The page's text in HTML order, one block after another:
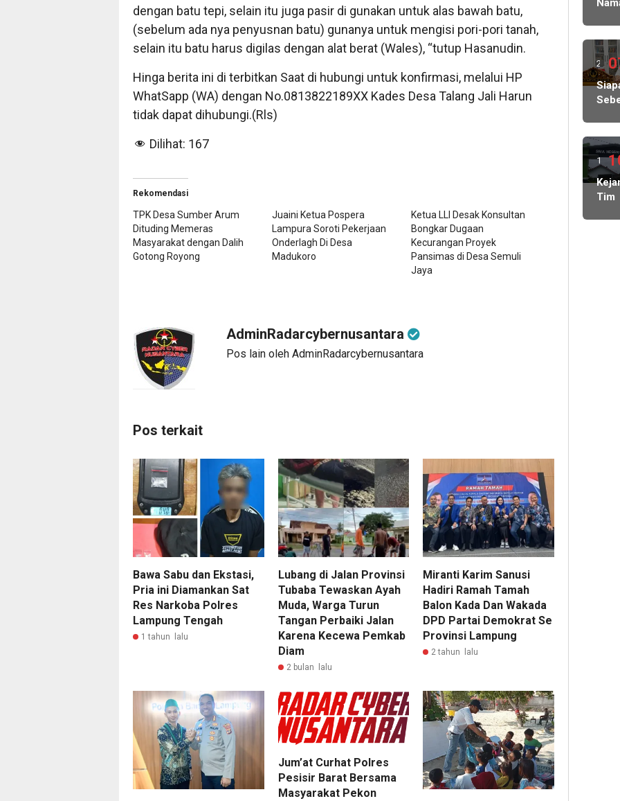
dengan batu tepi, selain itu juga pasir di gunakan untuk alas bawah batu,
(sebelum ada nya penyusnan batu) gunanya untuk mengisi pori-pori tanah,
selain itu batu harus digilas dengan alat berat (Wales), “tutup Hasanudin.
Hinga berita ini di terbitkan Saat di hubungi untuk konfirmasi, melalui HP
WhatSapp (WA) dengan No.0813822189XX Kades Desa Talang Jali Harun
tidak dapat dihubungi.(Rls)
Dilihat: 167
Rekomendasi
TPK Desa Sumber Arum
Dituding Memeras
Masyarakat dengan Dalih
Gotong Royong
Juaini Ketua Pospera
Lampura Soroti Pekerjaan
Onderlagh Di Desa
Madukoro
Ketua LLI Desak Konsultan
Bongkar Dugaan
Kecurangan Proyek
Pansimas di Desa Semuli
Jaya
AdminRadarcybernusantara
Pos lain oleh AdminRadarcybernusantara
Pos terkait
Bawa Sabu dan Ekstasi,
Pria ini Diamankan Sat
Res Narkoba Polres
Lampung Tengah
1 tahun lalu
Lubang di Jalan Provinsi
Tubaba Tewaskan Ayah
Muda, Warga Turun
Tangan Perbaiki Jalan
Karena Kecewa Pemkab
Diam
2 bulan lalu
Miranti Karim Sanusi
Hadiri Ramah Tamah
Balon Kada Dan Wakada
DPD Partai Demokrat Se
Provinsi Lampung
2 tahun lalu
Jum’at Curhat Polres
Pesisir Barat Bersama
Masyarakat Pekon
Ke
lalu
di
1
tiba
dan
2
lalu
Publik
1
lalu
Tim